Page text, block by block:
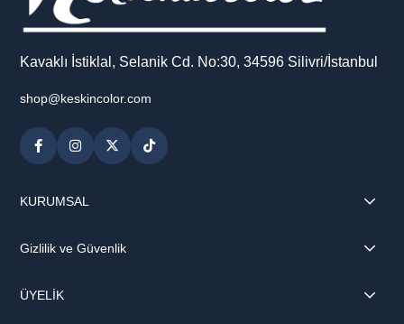
Kavaklı İstiklal, Selanik Cd. No:30, 34596 Silivri/İstanbul
shop@keskincolor.com
KURUMSAL
Gizlilik ve Güvenlik
ÜYELİK